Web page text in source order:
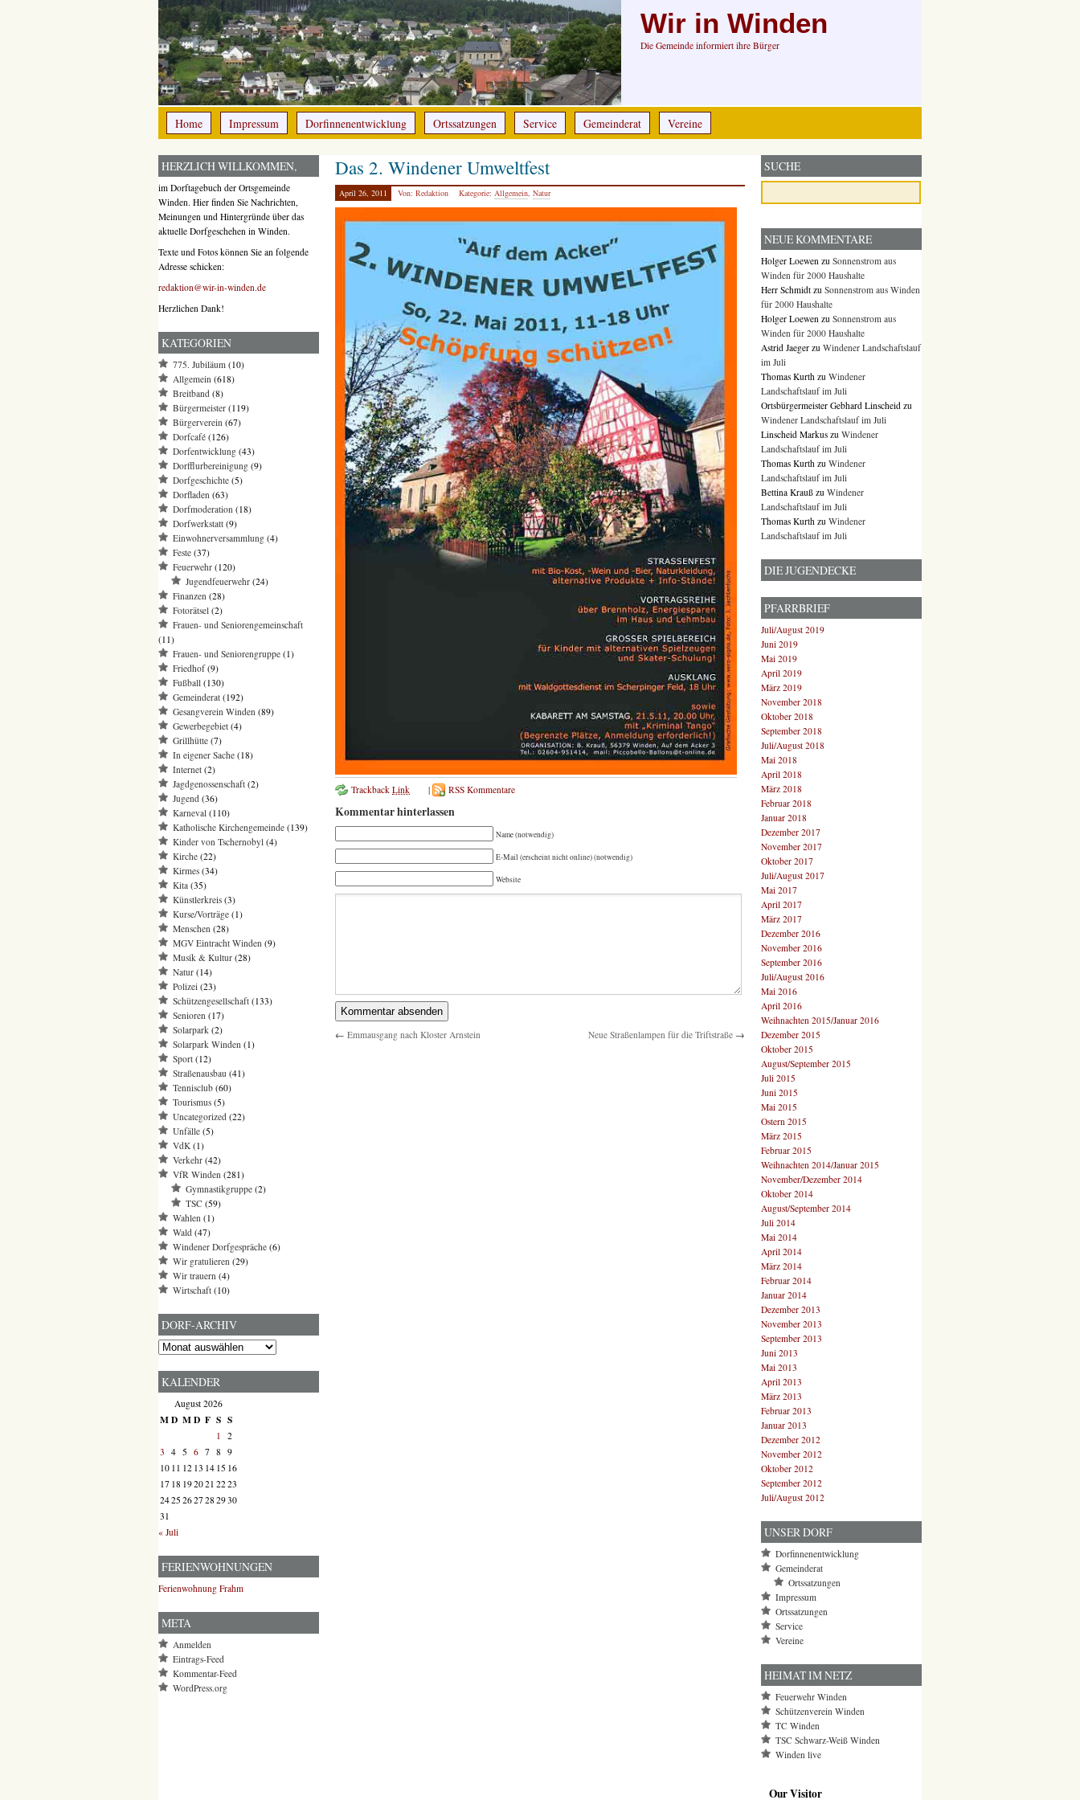
Wir in Winden
Die Gemeinde informiert ihre Bürger
Home Impressum Dorfinnenentwicklung Ortssatzungen Service Gemeinderat Vereine
Das 2. Windener Umweltfest
April 26, 2011 Von: Redaktion Kategorie: Allgemein, Natur
Trackback Link | RSS Kommentare
Kommentar hinterlassen
Name (notwendig)
E-Mail (erscheint nicht online) (notwendig)
Website
← Emmausgang nach Kloster Arnstein Neue Straßenlampen für die Triftstraße →
HERZLICH WILLKOMMEN,
im Dorftagebuch der Ortsgemeinde
Winden. Hier finden Sie Nachrichten,
Meinungen und Hintergründe über das
aktuelle Dorfgeschehen in Winden.
Texte und Fotos können Sie an folgende
Adresse schicken:
redaktion@wir-in-winden.de
Herzlichen Dank!
KATEGORIEN
775. Jubiläum (10)
Allgemein (618)
Breitband (8)
Bürgermeister (119)
Bürgerverein (67)
Dorfcafé (126)
Dorfentwicklung (43)
Dorfflurbereinigung (9)
Dorfgeschichte (5)
Dorfladen (63)
Dorfmoderation (18)
Dorfwerkstatt (9)
Einwohnerversammlung (4)
Feste (37)
Feuerwehr (120)
Jugendfeuerwehr (24)
Finanzen (28)
Fotorätsel (2)
Frauen- und Seniorengemeinschaft
(11)
Frauen- und Seniorengruppe (1)
Friedhof(9)
Fußball (130)
Gemeinderat (192)
Gesangverein Winden (89)
Gewerbegebiet (4)
Grillhütte (7)
In eigener Sache (18)
Internet (2)
Jagdgenossenschaft (2)
Jugend (36)
Karneval (110)
Katholische Kirchengemeinde (139)
Kinder von Tschernobyl (4)
Kirche (22)
Kirmes (34)
Kita (35)
Künstlerkreis (3)
Kurse/Vorträge (1)
Menschen (28)
MGV Eintracht Winden (9)
Musik & Kultur (28)
Natur (14)
Polizei (23)
Schützengesellschaft (133)
Senioren (17)
Solarpark (2)
Solarpark Winden (1)
Sport (12)
Straßenausbau (41)
Tennisclub (60)
Tourismus (5)
Uncategorized (22)
Unfälle (5)
VdK (1)
Verkehr (42)
VfR Winden (281)
Gymnastikgruppe (2)
TSC (59)
Wahlen (1)
Wald (47)
Windener Dorfgespräche (6)
Wir gratulieren (29)
Wir trauern (4)
Wirtschaft (10)
DORF-ARCHIV
Dorf-
KALENDER
August 2026
MD MD F S S
1 2
3 4 5 6 7 8 9
10 11 12 13 14 15 16
17 18 192021 2223
2425 2627 28 2930
31
« Juli
FERIENWOHNUNGEN
Ferienwohnung Frahm
META
Anmelden
Eintrags-Feed
Kommentar-Feed
WordPress.org
SUCHE
NEUE KOMMENTARE
Holger Loewen zu Sonnenstrom aus
Winden für 2000 Haushalte
Herr Schmidt zu Sonnenstrom aus Winden
für 2000 Haushalte
Holger Loewen zu Sonnenstrom aus
Winden für 2000 Haushalte
Astrid Jaeger zu Windener Landschaftslauf
im Juli
Thomas Kurth zu Windener
Landschaftslauf im Juli
Ortsbürgermeister Gebhard Linscheid zu
Windener Landschaftslauf im Juli
Linscheid Markus zu Windener
Landschaftslauf im Juli
Thomas Kurth zu Windener
Landschaftslauf im Juli
Bettina Krauß zu Windener
Landschaftslauf im Juli
Thomas Kurth zu Windener
Landschaftslauf im Juli
DIE JUGENDECKE
PFARRBRIEF
Juli/August 2019
Juni 2019
Mai 2019
April 2019
März 2019
November 2018
Oktober 2018
September 2018
Juli/August 2018
Mai 2018
April 2018
März 2018
Februar 2018
Januar 2018
Dezember 2017
November 2017
Oktober 2017
Juli/August 2017
Mai 2017
April 2017
März 2017
Dezember 2016
November 2016
September 2016
Juli/August 2016
Mai 2016
April 2016
Weihnachten 2015/Januar 2016
Dezember 2015
Oktober 2015
August/September 2015
Juli 2015
Juni 2015
Mai 2015
Ostern 2015
März 2015
Februar 2015
Weihnachten 2014/Januar 2015
November/Dezember 2014
Oktober 2014
August/September 2014
Juli 2014
Mai 2014
April 2014
März 2014
Februar 2014
Januar 2014
Dezember 2013
November 2013
September 2013
Juni 2013
Mai 2013
April 2013
März 2013
Februar 2013
Januar 2013
Dezember 2012
November 2012
Oktober 2012
September 2012
Juli/August 2012
UNSER DORF
Dorfinnenentwicklung
Gemeinderat
Ortssatzungen
Impressum
Ortssatzungen
Service
Vereine
HEIMAT IM NETZ
Feuerwehr Winden
Schützenverein Winden
TC Winden
TSC Schwarz-Weiß Winden
Winden live
Our Visitor